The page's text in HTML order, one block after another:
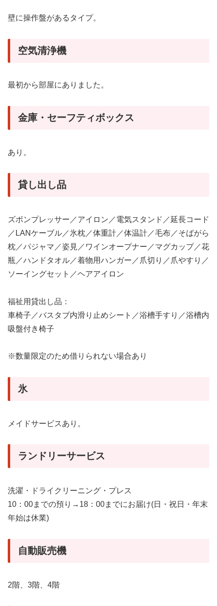
壁に操作盤があるタイプ。
空気清浄機
最初から部屋にありました。
金庫・セーフティボックス
あり。
貸し出し品
ズボンプレッサー／アイロン／電気スタンド／延長コード
／LANケーブル／氷枕／体重計／体温計／毛布／そばがら
枕／パジャマ／姿見／ワインオープナー／マグカップ／花
瓶／ハンドタオル／着物用ハンガー／爪切り／爪やすり／
ソーイングセット／ヘアアイロン
福祉用貸出し品：
車椅子／バスタブ内滑り止めシート／浴槽手すり／浴槽内
吸盤付き椅子
※数量限定のため借りられない場合あり
氷
メイドサービスあり。
ランドリーサービス
洗濯・ドライクリーニング・プレス
10：00までの預り→18：00までにお届け(日・祝日・年末
年始は休業)
自動販売機
2階、3階、4階